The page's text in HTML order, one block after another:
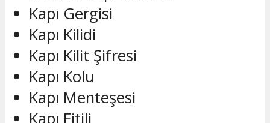
Kapı Gergisi
Kapı Kilidi
Kapı Kilit Şifresi
Kapı Kolu
Kapı Menteşesi
Kapı Fitili